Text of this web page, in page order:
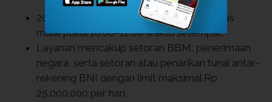
20 dan 23 Maret 2026: Beroperasi terbatas
mulai pukul 10.00-12.00 waktu setempat.
Layanan mencakup setoran BBM, penerimaan
negara, serta setoran atau penarikan tunai antar-
rekening BNI dengan limit maksimal Rp
25.000.000 per hari.